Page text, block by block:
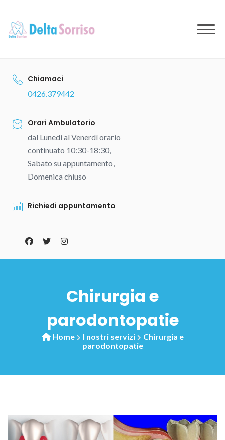
content
Chiamaci
0426.379442
Orari Ambulatorio
dal Lunedì al Venerdì orario
continuato 10:30-18:30,
Sabato su appuntamento,
Domenica chiuso
Richiedi appuntamento
Chirurgia e
parodontopatie
Home I nostri servizi
Chirurgia e
parodontopatie